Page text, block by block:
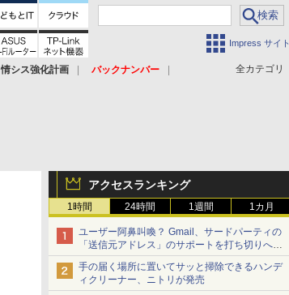
Impress サイト
全カテゴリ
情シス強化計画
バックナンバー
アクセスランキング
1時間 24時間 1週間 1カ月
ユーザー阿鼻叫喚？ Gmail、サードパーティの
「送信元アドレス」のサポートを打ち切りへ
【やじうまWatch】
手の届く場所に置いてサッと掃除できるハンデ
ィクリーナー、ニトリが発売